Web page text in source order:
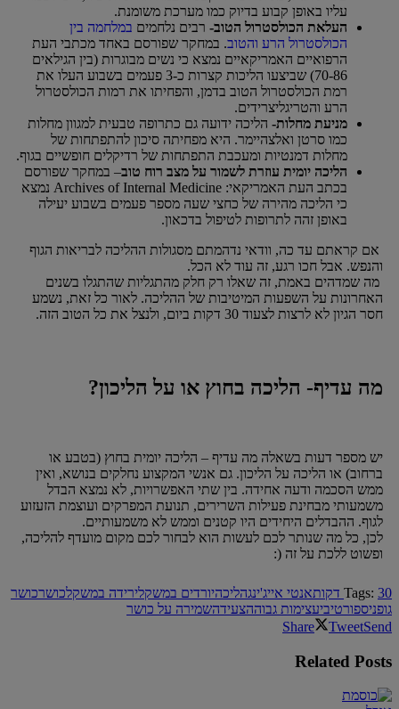
עליו באופן קבוע בדיוק כמו מערכת משומנת.
העלאת הכולסטרול הטוב- רבים נלחמים במלחמה בין
הכולסטרול הרע והטוב. במחקר שפורסם באחד מכתבי העת
הרפואיים האמריקאיים נמצא כי נשים מבוגרות (בין הגילאים
70-86) שביצעו הליכות קצרות כ-3 פעמים בשבוע העלו את
רמת הכולסטרול הטוב בדמן, והפחיתו את רמות הכולסטרול
הרע והטריגליצרידים.
מניעת מחלות- הליכה ידועה גם כתרופה טבעית למגוון מחלות
כמו סרטן ואלצהיימר. היא מפחיתה סיכון להתפתחות של
מחלות דמנטיות ומעכבת התפתחות של רדיקלים חופשיים בגוף.
הליכה יומית עוזרת לשמור על מצב רוח טוב– במחקר שפורסם
בכתב העת האמריקאי: Archives of Internal Medicine נמצא
כי הליכה מהירה של כחצי שעה מספר פעמים בשבוע יעילה
באופן זהה לתרופות לטיפול בדכאון.
אם קראתם עד כה, וודאי נדהמתם מסגולות ההליכה לבריאות הגוף
והנפש. אבל חכו רגע, זה עוד לא הכל.
מה שמדהים באמת, זה שאלו רק חלק מהתגליות שהתגלו בשנים
האחרונות על השפעות המיטיבות של ההליכה. לאור כל זאת, נשמע
חסר הגיון לא לרצות לצעוד 30 דקות ביום, ולנצל את כל הטוב הזה.
מה עדיף- הליכה בחוץ או על הליכון?
יש מספר דעות בשאלה מה עדיף – הליכה יומית בחוץ (בטבע או
ברחוב) או הליכה על הליכון. גם אנשי המקצוע נחלקים בנושא, ואין
ממש הסכמה ודעה אחידה. בין שתי האפשרויות, לא נמצא הבדל
משמעותי מבחינת פעילות השרירים, תנועת המפרקים ועוצמת הזעזוע
לגוף. ההבדלים היחידים היו קטנים וממש לא משמעותיים.
לכן, כל מה שנותר לכם לעשות הוא לבחור לכם מקום מועדף להליכה,
ופשוט ללכת על זה (:
Tags: 30 דקות אנטי אייג'ינגהליכהיורדים במשקלירידה במשקלכושרכושר
גופניספורטיביעצימות גבוההצעידהשמירה על כושר
Share
TweetSend
Related Posts